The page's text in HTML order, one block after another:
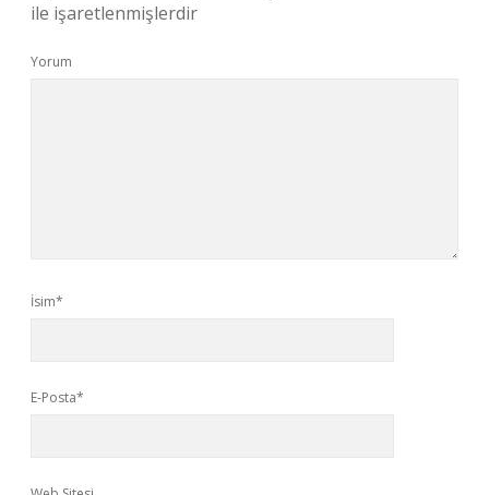
ile işaretlenmişlerdir
Yorum
İsim*
E-Posta*